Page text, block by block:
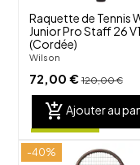
Raquette de Tennis
Junior Pro Staff 26
(Cordée)
Wilson
72,00 €120,00 €
add_shopping_cart Ajouter au
-40%